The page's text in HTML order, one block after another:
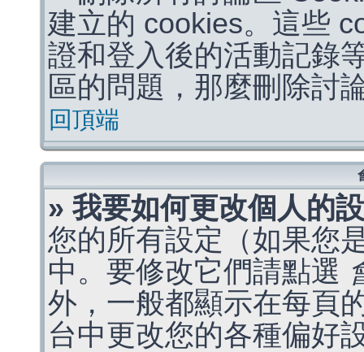
建立的 cookies。這些
證和登入後的活動記錄
區的問題，那麼刪除討
回頂端
» 我要如何更改個人的
您的所有設定（如果您
中。要修改它們請點選
外，一般都顯示在每頁
台中更改您的各種偏好